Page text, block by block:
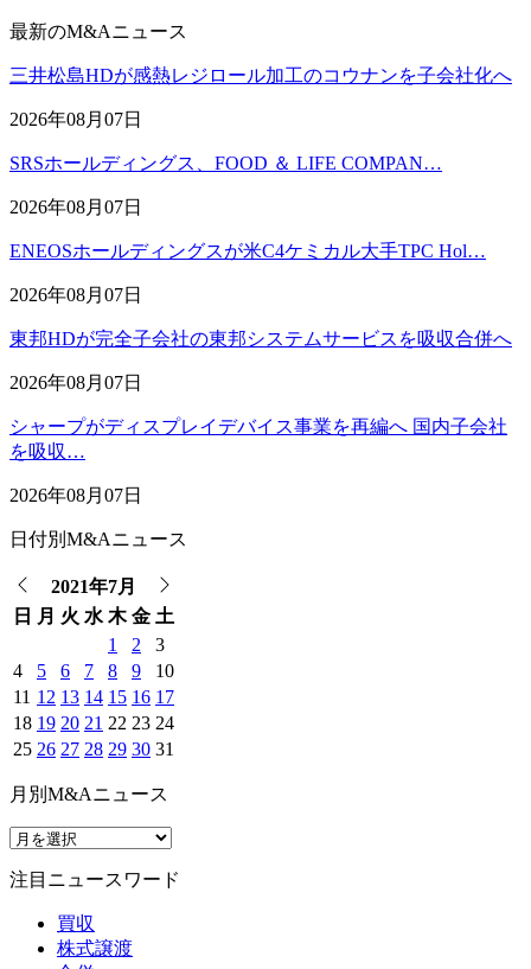
最新のM&Aニュース
三井松島HDが感熱レジロール加工のコウナンを子会社化へ
2026年08月07日
SRSホールディングス、FOOD ＆ LIFE COMPAN…
2026年08月07日
ENEOSホールディングスが米C4ケミカル大手TPC Hol…
2026年08月07日
東邦HDが完全子会社の東邦システムサービスを吸収合併へ
2026年08月07日
シャープがディスプレイデバイス事業を再編へ 国内子会社
を吸収…
2026年08月07日
日付別M&Aニュース
2021年7月
日
月 火 水 木 金 土
1
2
3
4
5 6 7 8 9
10
11 12 13 14 15 16 17
18 19 20 21 22 23 24
25 26 27 28 29 30 31
月別M&Aニュース
注目ニュースワード
買収
株式譲渡